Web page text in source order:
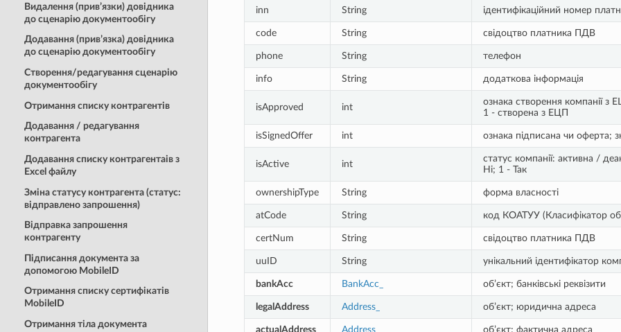
Видалення (прив’язки) довідника
до сценарію документообігу
Додавання (прив’язка) довідника
до сценарію документообігу
Створення/редагування сценарію
документообігу
Отримання списку контрагентів
Додавання / редагування
контрагента
Додавання списку контрагентаів з
Excel файлу
Зміна статусу контрагента (статус:
відправлено запрошення)
Відправка запрошення
контрагенту
Підписання документа за
допомогою MobileID
Отримання списку сертифікатів
MobileID
Отримання тіла документа
inn String ідентифікаційний номер
code String свідоцтво платника ПДВ
phone String телефон
info String додаткова інформація
isApproved int
ознака створення компанії
1 - створена з ЕЦП
isSignedOffer int ознака підписана чи оферта;
isActive int
статус компанії: активна /
Ні; 1 - Так
ownershipType String форма власності
atCode String код КОАТУУ (Класифікатор
certNum String свідоцтво платника ПДВ
uuID String унікальний ідентифікатор
bankAcc BankAcc_ об’єкт; банківські реквізити
legalAddress Address_ об’єкт; юридична адреса
actualAddress Address_ об’єкт; фактична адреса